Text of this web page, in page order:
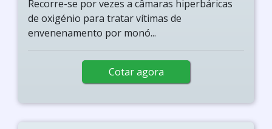
Recorre-se por vezes a câmaras hiperbáricas
de oxigénio para tratar vítimas de
envenenamento por monó...
Cotar agora